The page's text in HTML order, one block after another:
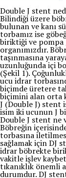
Double J stent
Bilindiği üzere
bulunan ve kanı
torbamız ise
biriktiği ve pompa
organımızdır.
taşınmasına
uzunluğunda içi
(Şekil 1).
ucu idrar
biçimde üretere
biçimini alan orta
J (Double J) stent
isim iki ucunun J
Double J stent ne
Böbreğin
torbasına
sağlamak için DJ
idrar böbrekte
vakitle işlev
tıkanıklık önemli
durumdur. DJ